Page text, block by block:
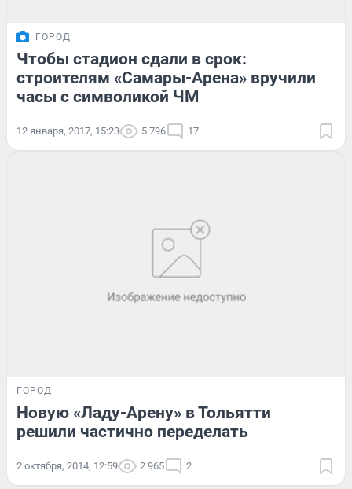
ГОРОД
Чтобы стадион сдали в срок:
строителям «Самары-Арена» вручили
часы с символикой ЧМ
12 января, 2017, 15:23 5 796 17
ГОРОД
Новую «Ладу-Арену» в Тольятти
решили частично переделать
2 октября, 2014, 12:59 2 965 2